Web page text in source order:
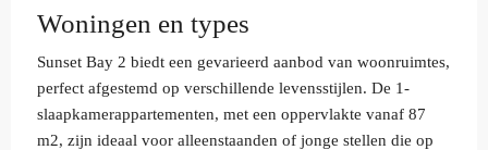
Woningen en types
Sunset Bay 2 biedt een gevarieerd aanbod van woonruimtes,
perfect afgestemd op verschillende levensstijlen. De 1-
slaapkamerappartementen, met een oppervlakte vanaf 87
m2, zijn ideaal voor alleenstaanden of jonge stellen die op